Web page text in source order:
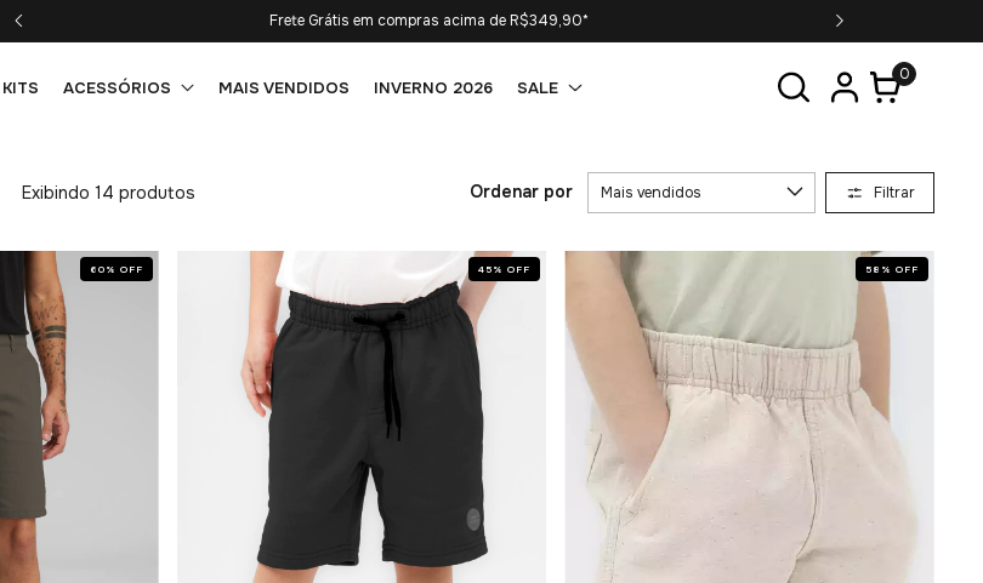
Primeira compra com 10% OFF. Cupom: PRIMEIRACOMPRA
KITS ACESSÓRIOS MAIS VENDIDOS INVERNO 2026 SALE
0
Exibindo 14 produtos Ordenar por Filtrar
60 % OFF 45 %OFF 58 % OFF